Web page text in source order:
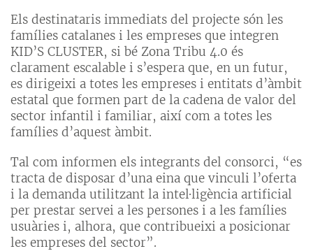
Els destinataris immediats del projecte són les
famílies catalanes i les empreses que integren
KID’S CLUSTER, si bé Zona Tribu 4.0 és
clarament escalable i s’espera que, en un futur,
es dirigeixi a totes les empreses i entitats d’àmbit
estatal que formen part de la cadena de valor del
sector infantil i familiar, així com a totes les
famílies d’aquest àmbit.
Tal com informen els integrants del consorci, “es
tracta de disposar d’una eina que vinculi l’oferta
i la demanda utilitzant la intel·ligència artificial
per prestar servei a les persones i a les famílies
usuàries i, alhora, que contribueixi a posicionar
les empreses del sector”.